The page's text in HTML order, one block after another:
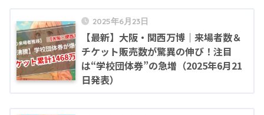
2025年6月23日
【最新】大阪・関西万博｜来場者数＆
チケット販売数が驚異の伸び！注目
は“学校団体券”の急増（2025年6月21
日発表）